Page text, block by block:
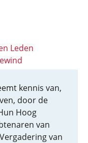
Leden
kennis van,
door de
Hoog
van
van